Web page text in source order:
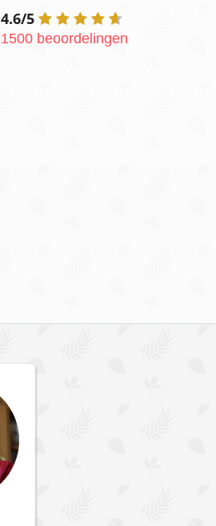
4.6/5
1500 beoordelingen